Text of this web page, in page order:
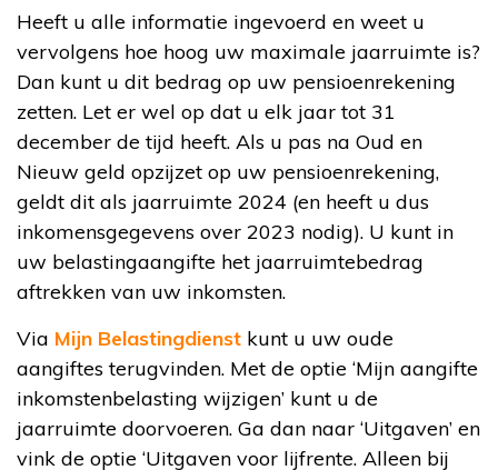
Heeft u alle informatie ingevoerd en weet u
vervolgens hoe hoog uw maximale jaarruimte is?
Dan kunt u dit bedrag op uw pensioenrekening
zetten. Let er wel op dat u elk jaar tot 31
december de tijd heeft. Als u pas na Oud en
Nieuw geld opzijzet op uw pensioenrekening,
geldt dit als jaarruimte 2024 (en heeft u dus
inkomensgegevens over 2023 nodig). U kunt in
uw belastingaangifte het jaarruimtebedrag
aftrekken van uw inkomsten.
Via Mijn Belastingdienst kunt u uw oude
aangiftes terugvinden. Met de optie ‘Mijn aangifte
inkomstenbelasting wijzigen’ kunt u de
jaarruimte doorvoeren. Ga dan naar ‘Uitgaven’ en
vink de optie ‘Uitgaven voor lijfrente. Alleen bij